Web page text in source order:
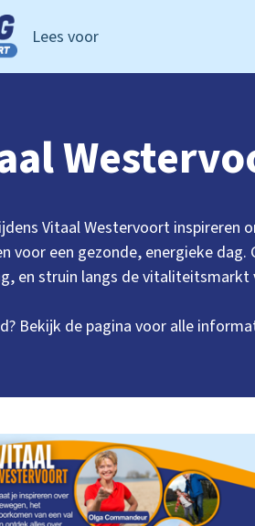
van Beweeg in Duiven
Lees voor
Vitaal Westervoort inspireren
voor een gezonde, energieke
en struin langs de
Bekijk de pagina voor alle